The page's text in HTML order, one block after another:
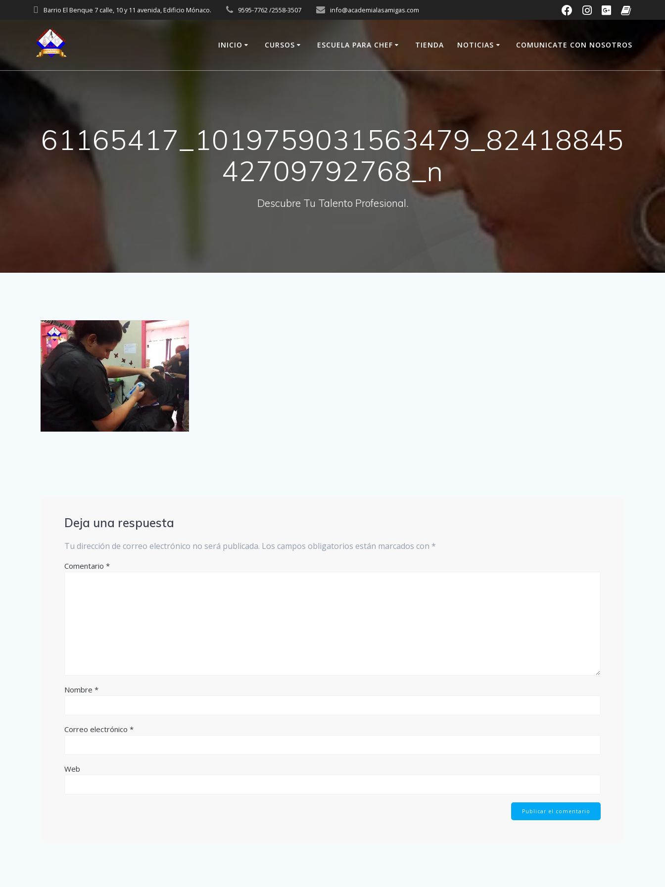
Barrio El Benque 7 calle, 10 y 11 avenida, Edificio Mónaco. 9595-7762 /2558-3507 info@academialasamigas.com
INICIO CURSOS ESCUELA PARA CHEF TIENDA NOTICIAS COMUNICATE CON NOSOTROS
61165417_1019759031563479_82418845
42709792768_n
Descubre Tu Talento Profesional.
Deja una respuesta
Tu dirección de correo electrónico no será publicada. Los campos obligatorios están marcados con *
Comentario*
Nombre*
Correo electrónico*
Web